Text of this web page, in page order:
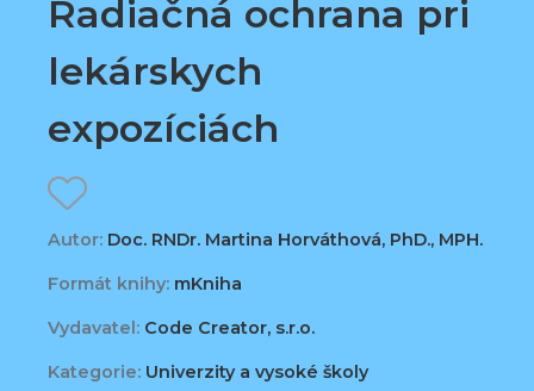
Radiačná ochrana pri
lekárskych
expozíciách
Autor: Doc. RNDr. Martina Horváthová, PhD., MPH.
Formát knihy: mKniha
Vydavatel: Code Creator, s.r.o.
Kategorie: Univerzity a vysoké školy